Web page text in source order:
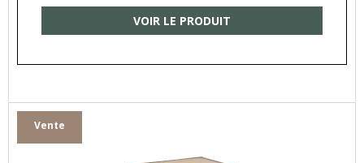
VOIR LE PRODUIT
Vente